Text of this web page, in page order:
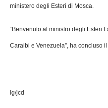
ministero degli Esteri di Mosca.
“Benvenuto al ministro degli Esteri
Caraibi e Venezuela”, ha concluso
Ig/jcd